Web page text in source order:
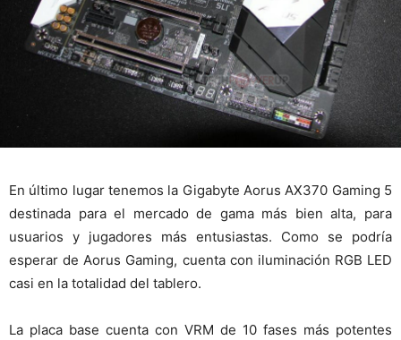
En último lugar tenemos la Gigabyte Aorus AX370 Gaming 5
destinada para el mercado de gama más bien alta, para
usuarios y jugadores más entusiastas. Como se podría
esperar de Aorus Gaming, cuenta con iluminación RGB LED
casi en la totalidad del tablero.
La placa base cuenta con VRM de 10 fases más potentes